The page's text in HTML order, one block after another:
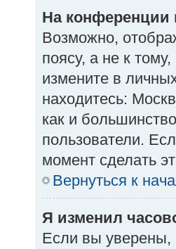
На конференции
Возможно,
поясу, а не к
измените в
находитесь:
как и
пользователи.
момент сделать
Вернуться к
Я изменил
Если вы уверены,